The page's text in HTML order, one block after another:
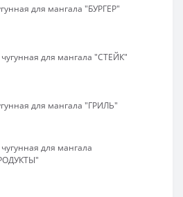
для мангала "БУРГЕР"
для мангала "СТЕЙК"
для мангала "ГРИЛЬ"
для мангала